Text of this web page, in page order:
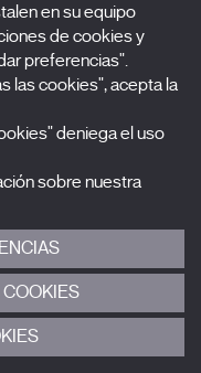
de privacidad
en su equipo
de cookies y
preferencias".
las cookies", acepta la
deniega el uso
sobre nuestra
COOKIES